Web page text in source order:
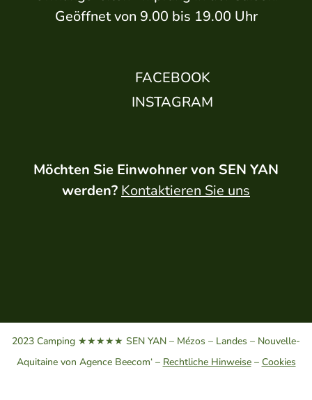
Besichtigung von Vielle-Saint-Girons
Geöffnet von 9.00 bis 19.00 Uhr
FACEBOOK
INSTAGRAM
Möchten Sie Einwohner von SEN YAN
werden? Kontaktieren Sie uns
2023 Camping ★★★★★ SEN YAN – Mézos – Landes – Nouvelle-
Aquitaine von Agence Beecom‘ – Rechtliche Hinweise– Cookies